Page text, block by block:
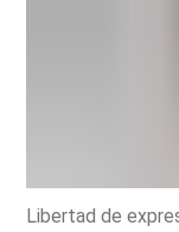
Libertad de